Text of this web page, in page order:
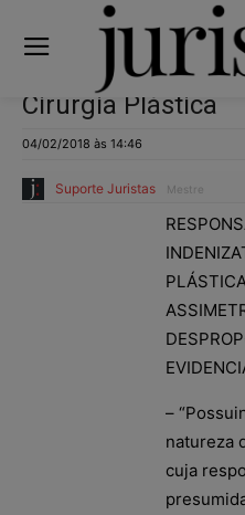
Cirurgia Plástica
04/02/2018 às 14:46
Suporte Juristas Mestre
–
natureza
cuja